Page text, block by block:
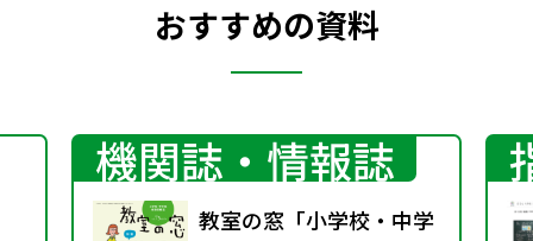
おすすめの資料
機関誌・情報誌
教室の窓「小学校・中学